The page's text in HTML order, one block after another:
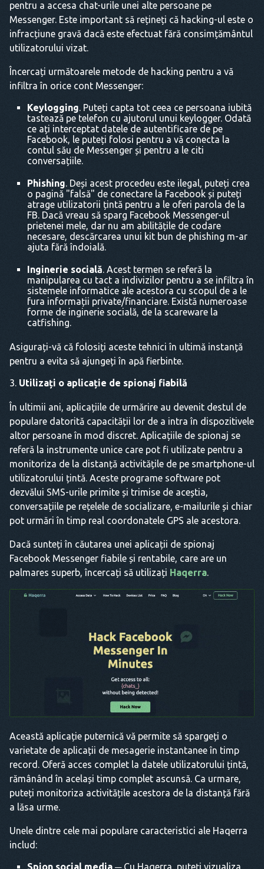
pentru a accesa chat-urile unei alte persoane pe
Messenger. Este important să rețineți că hacking-ul este o
infracțiune gravă dacă este efectuat fără consimțământul
utilizatorului vizat.
Încercați următoarele metode de hacking pentru a vă
infiltra în orice cont Messenger:
Keylogging. Puteți capta tot ceea ce persoana iubită
tastează pe telefon cu ajutorul unui keylogger. Odată
ce ați interceptat datele de autentificare de pe
Facebook, le puteți folosi pentru a vă conecta la
contul său de Messenger și pentru a le citi
conversațiile.
Phishing. Deși acest procedeu este ilegal, puteți crea
o pagină "falsă" de conectare la Facebook și puteți
atrage utilizatorii țintă pentru a le oferi parola de la
FB. Dacă vreau să sparg Facebook Messenger-ul
prietenei mele, dar nu am abilitățile de codare
necesare, descărcarea unui kit bun de phishing m-ar
ajuta fără îndoială.
Inginerie socială. Acest termen se referă la
manipularea cu tact a indivizilor pentru a se infiltra în
sistemele informatice ale acestora cu scopul de a le
fura informații private/financiare. Există numeroase
forme de inginerie socială, de la scareware la
catfishing.
Asigurați-vă că folosiți aceste tehnici în ultimă instanță
pentru a evita să ajungeți în apă fierbinte.
Utilizați o aplicație de spionaj fiabilă
În ultimii ani, aplicațiile de urmărire au devenit destul de
populare datorită capacității lor de a intra în dispozitivele
altor persoane în mod discret. Aplicațiile de spionaj se
referă la instrumente unice care pot fi utilizate pentru a
monitoriza de la distanță activitățile de pe smartphone-ul
utilizatorului țintă. Aceste programe software pot
dezvălui SMS-urile primite și trimise de aceștia,
conversațiile pe rețelele de socializare, e-mailurile și chiar
pot urmări în timp real coordonatele GPS ale acestora.
Dacă sunteți în căutarea unei aplicații de spionaj
Facebook Messenger fiabile și rentabile, care are un
palmares superb, încercați să utilizați Haqerra.
Această aplicație puternică vă permite să spargeți o
varietate de aplicații de mesagerie instantanee în timp
record. Oferă acces complet la datele utilizatorului țintă,
rămânând în același timp complet ascunsă. Ca urmare,
puteți monitoriza activitățile acestora de la distanță fără
a lăsa urme.
Unele dintre cele mai populare caracteristici ale Haqerra
includ:
Spion social media ─ Cu Haqerra, puteți vizualiza